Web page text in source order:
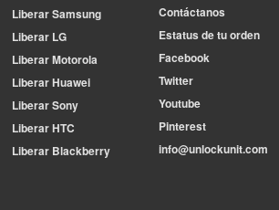
Liberar Samsung
Liberar LG
Liberar Motorola
Liberar Huawei
Liberar Sony
Liberar HTC
Liberar Blackberry
Contáctanos
Estatus de tu orden
Facebook
Twitter
Youtube
Pinterest
info@unlockunit.com